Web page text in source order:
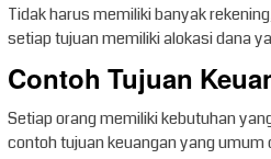
Tidak harus memiliki banyak
setiap tujuan memiliki alokasi dana
Contoh Tujuan
Setiap orang memiliki kebutuhan
contoh tujuan keuangan yang umum